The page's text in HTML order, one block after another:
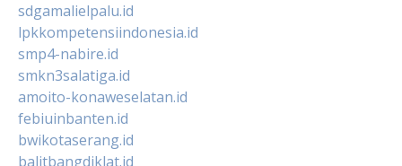
sdgamalielpalu.id
lpkkompetensiindonesia.id
smp4-nabire.id
smkn3salatiga.id
amoito-konaweselatan.id
febiuinbanten.id
bwikotaserang.id
balitbangdiklat.id